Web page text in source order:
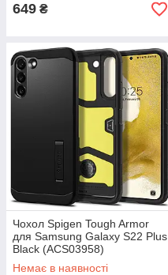
649 ₴
Чохол Spigen Tough Armor
для Samsung Galaxy S22 Plus
Black (ACS03958)
Немає в наявності